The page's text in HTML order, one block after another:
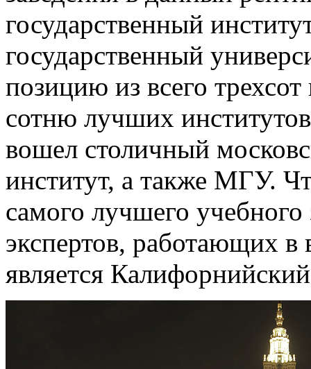
государственный
государственный
позицию из всего
сотню лучших
вошел столичный
институт, а также МГУ.
самого лучшего
экспертов, работающих
является